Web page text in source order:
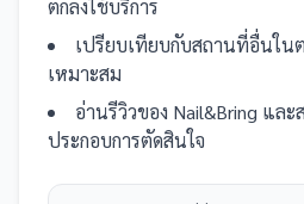
ตกลงใช้บริการ
เปรียบเทียบกับสถานที่อื่นใน
เหมาะสม
อ่านรีวิวของ Nail&Bring และ
ประกอบการตัดสินใจ